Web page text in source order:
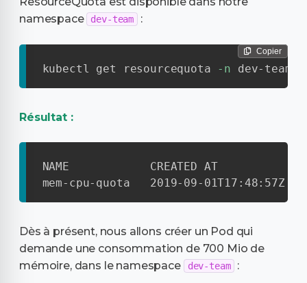
namespace
dev-team :
Copier
kubectl get resourcequota -n dev-team
Résultat :
NAME            CREATED AT
mem-cpu-quota   2019-09-01T17:48:57Z
Dès à présent, nous allons créer un Pod qui
demande une consommation de 700 Mio de
mémoire, dans le namespace
dev-team :